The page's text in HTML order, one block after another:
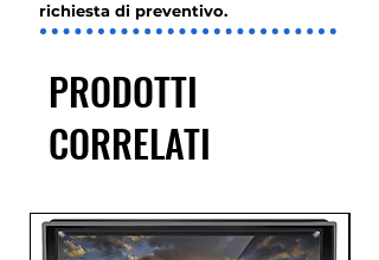
richiesta di preventivo.
PRODOTTI
CORRELATI